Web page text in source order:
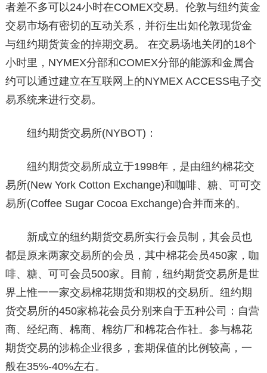
者差不多可以24小时在COMEX交易。伦敦与纽约黄金
交易市场有密切的互动关系，并衍生出如伦敦现货金
与纽约期货黄金的掉期交易。 在交易场地关闭的18个
小时里，NYMEX分部和COMEX分部的能源和金属合
约可以通过建立在互联网上的NYMEX ACCESS电子交
易系统来进行交易。
纽约期货交易所(NYBOT)：
纽约期货交易所成立于1998年，是由纽约棉花交
易所(New York Cotton Exchange)和咖啡、糖、可可交
易所(Coffee Sugar Cocoa Exchange)合并而来的。
新成立的纽约期货交易所实行会员制，其会员也
都是原来两家交易所的会员，其中棉花会员450家，咖
啡、糖、可可会员500家。目前，纽约期货交易所是世
界上惟一一家交易棉花期货和期权的交易所。纽约期
货交易所的450家棉花会员分别来自于五种公司：自营
商、经纪商、棉商、棉纺厂和棉花合作社。参与棉花
期货交易的涉棉企业很多，套期保值的比例较高，一
般在35%-40%左右。